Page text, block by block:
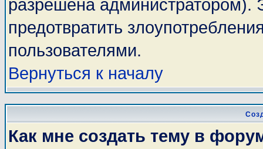
разрешена администратором).
предотвратить
пользователями.
Вернуться к началу
Как мне создать тему в